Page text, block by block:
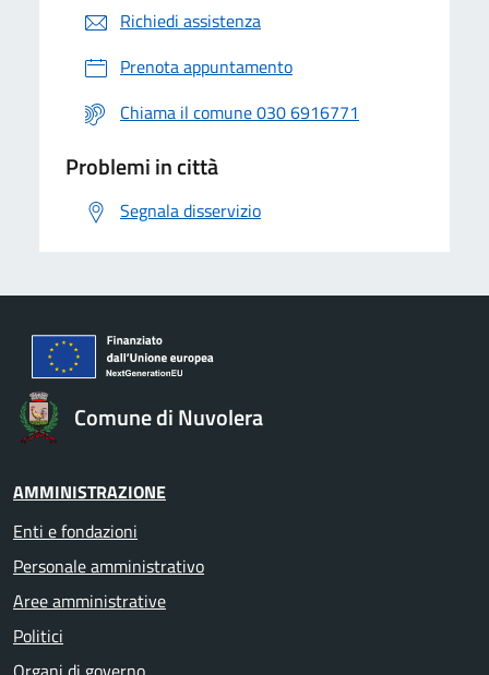
Richiedi assistenza
Prenota appuntamento
Chiama il comune 030 6916771
Problemi in città
Segnala disservizio
Comune di Nuvolera
AMMINISTRAZIONE
Enti e fondazioni
Personale amministrativo
Aree amministrative
Politici